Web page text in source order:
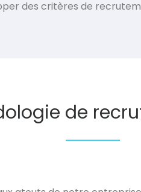
des critères de
de